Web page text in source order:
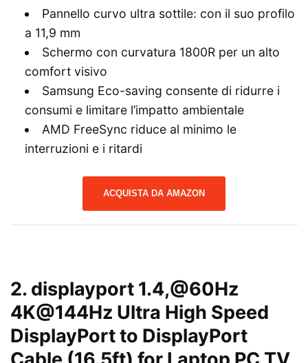
Pannello curvo ultra sottile: con il suo profilo
a 11,9 mm
Schermo con curvatura 1800R per un alto
comfort visivo
Samsung Eco-saving consente di ridurre i
consumi e limitare l’impatto ambientale
AMD FreeSync riduce al minimo le
interruzioni e i ritardi
ACQUISTA DA AMAZON
2. displayport 1.4,@60Hz
4K@144Hz Ultra High Speed
DisplayPort to DisplayPort